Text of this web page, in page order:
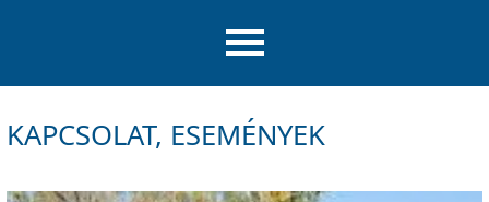
KAPCSOLAT, ESEMÉNYEK